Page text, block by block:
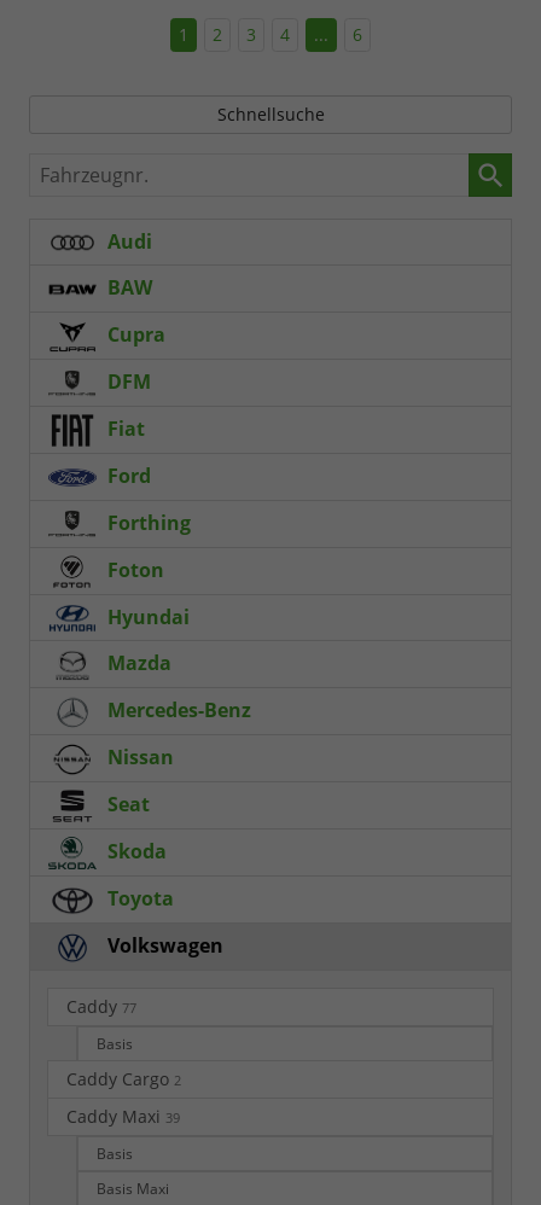
1 2 3 4 ... 6
Schnellsuche
Fahrzeugnr.
Audi
BAW
Cupra
DFM
Fiat
Ford
Forthing
Foton
Hyundai
Mazda
Mercedes-Benz
Nissan
Seat
Skoda
Toyota
Volkswagen
Caddy 77
Basis
Caddy Cargo 2
Caddy Maxi 39
Basis
Basis Maxi